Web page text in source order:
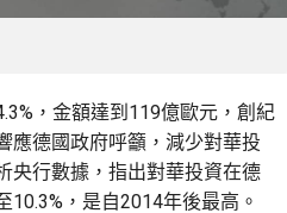
，金額達到119億歐元，創紀
應德國政府呼籲，減少對華投
央行數據，指出對華投資在德
10.3%，是自2014年後最高。